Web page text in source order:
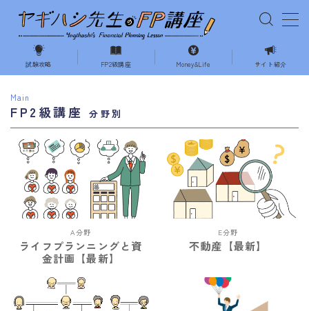
MENU
ホーム
相続・事業承継
不動産
ライフプランニング
Money&Life
試験攻略 FP2級講座 Money&Life サイト紹介
Main
FP2級講座分野別
A分野
ライフプランニングと資
金計画【最新】
E分野
不動産【最新】